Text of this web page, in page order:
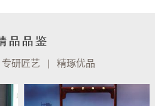
研匠艺 | 精琢优品